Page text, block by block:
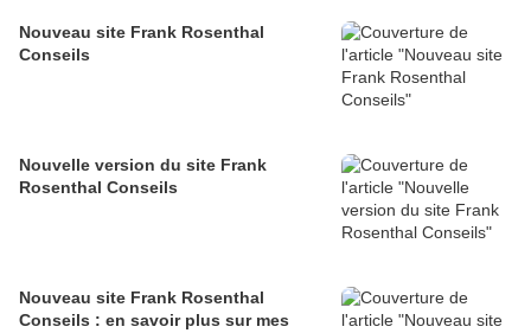
Nouveau site Frank Rosenthal
Conseils
Nouvelle version du site Frank
Rosenthal Conseils
Nouveau site Frank Rosenthal
Conseils : en savoir plus sur mes